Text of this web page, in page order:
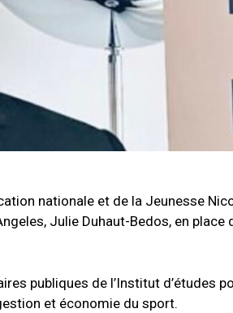
nationale et de la Jeunesse
Julie Duhaut-Bedos, en place
publiques de l’Institut d’études
et économie du sport.